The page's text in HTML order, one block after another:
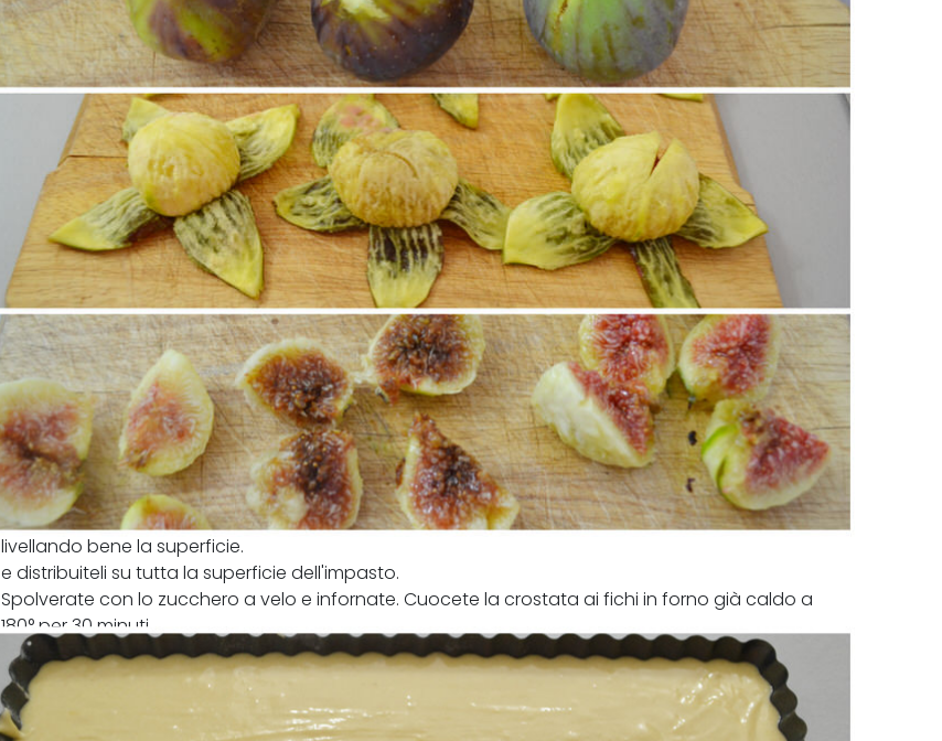
Imburrate ed infarinate lo stampo da crostata, quindi versate l'impasto al suo interno
livellando bene la superficie.
e distribuiteli su tutta la superficie dell'impasto.
Spolverate con lo zucchero a velo e infornate. Cuocete la crostata ai fichi in forno già caldo a
180° per 30 minuti.